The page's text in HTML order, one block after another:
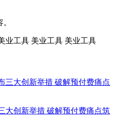
业工具 美业工具 美业工具
大创新举措 破解预付费痛点筑